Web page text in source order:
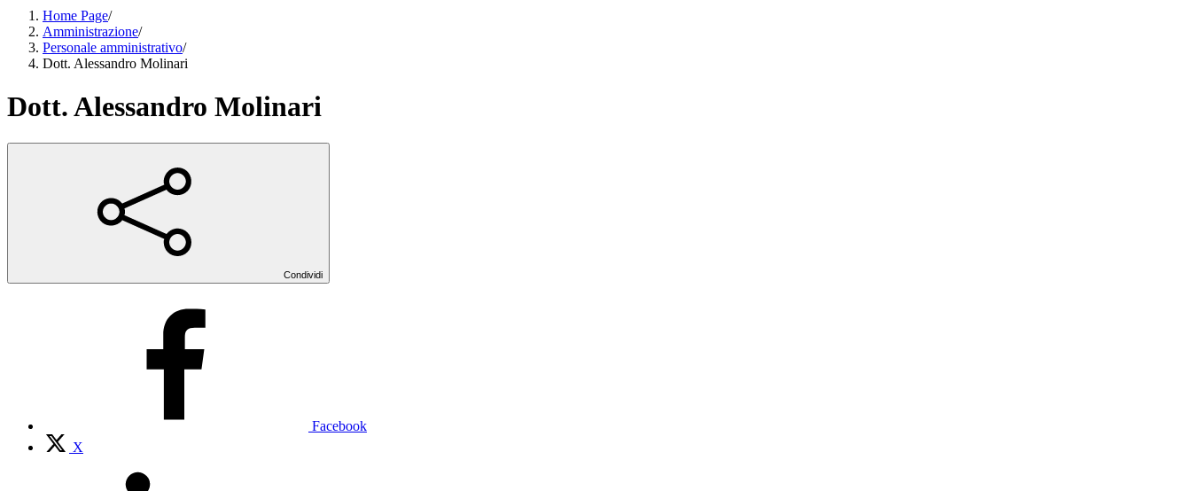
Home Page/
Amministrazione/
Personale amministrativo/
Dott. Alessandro Molinari
Dott. Alessandro Molinari
Condividi
Facebook
X